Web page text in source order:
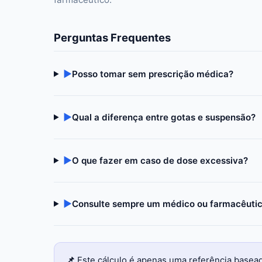
Perguntas Frequentes
▶Posso tomar sem prescrição médica?
▶Qual a diferença entre gotas e suspensão?
▶O que fazer em caso de dose excessiva?
▶Consulte sempre um médico ou